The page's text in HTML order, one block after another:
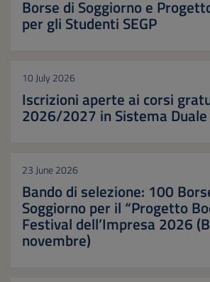
Borse di Soggiorno e
per gli Studenti SEGP
10 July 2026
Iscrizioni aperte ai corsi
2026/2027 in Sistema Duale
23 June 2026
Bando di selezione: 100
Soggiorno per il “Progetto
Festival dell’Impresa 2026
novembre)